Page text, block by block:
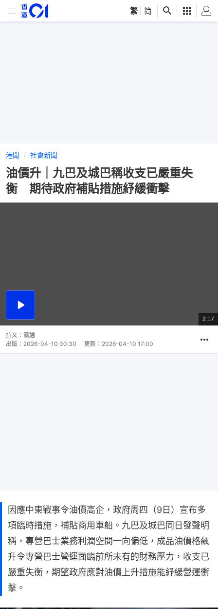
繁 简
港聞 社會新聞
油價升｜九巴及城巴稱收支已嚴重失
衡 期待政府補貼措施紓緩衝擊
播
總
共
2:17
撰文： 蕭通
出版： 2026-04-10 00:30 更新： 2026-04-10 17:00
因應中東戰事令油價高企，政府周四（9日）宣布多
項臨時措施，補貼商用車船。九巴及城巴同日發聲明
稱，專營巴士業務利潤空間一向偏低，成品油價格飆
升令專營巴士營運面臨前所未有的財務壓力，收支已
嚴重失衡，期望政府應對油價上升措施能紓緩營運衝
擊。